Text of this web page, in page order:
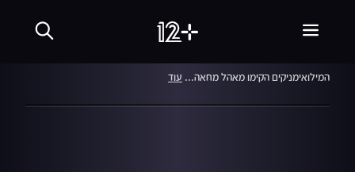
המהדורה המרכזית
המילואימניקים הקימו מאהל מחאה... עוד